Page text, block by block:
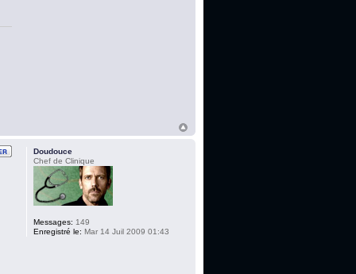
Doudouce
Chef de Clinique
Messages: 149
Enregistré le: Mar 14 Juil 2009 01:43